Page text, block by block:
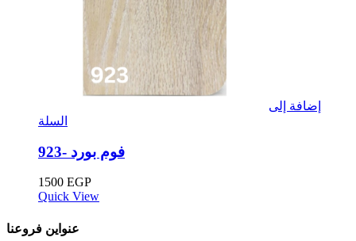
إضافة إلى
السلة
فوم بورد -923
1500 EGP
Quick View
عنواين فروعنا